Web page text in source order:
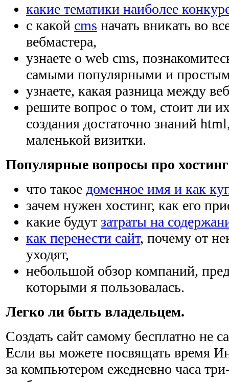
какие тематики наиболее
с какой cms начать вникать во
вебмастера,
узнаете о web cms,
самыми популярными и
узнаете, какая разница между
решите вопрос о том, стоит ли
создания достаточно знаний
маленькой визитки.
Популярные вопросы про
что такое доменное имя и как
зачем нужен хостинг, как его
какие будут затраты на
как перенести сайт, почему от
уходят,
небольшой обзор компаний,
которыми я пользовалась.
Легко ли быть владельцем.
Создать сайт самому бесплатно не
Если вы можете посвящать время
за компьютером ежедневно часа